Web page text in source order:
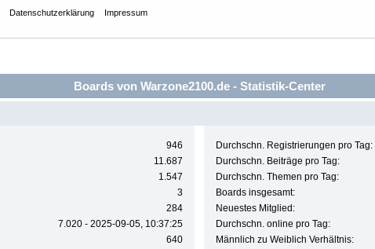
Datenschutzerklärung Impressum
Boards von Warzone2100.de - Statistik-Center
946
11.687
1.547
3
284
7.020 - 2025-09-05, 10:37:25
640
Durchschn. Registrierungen pro Tag:
Durchschn. Beiträge pro Tag:
Durchschn. Themen pro Tag:
Boards insgesamt:
Neuestes Mitglied:
Durchschn. online pro Tag:
Männlich zu Weiblich Verhältnis: